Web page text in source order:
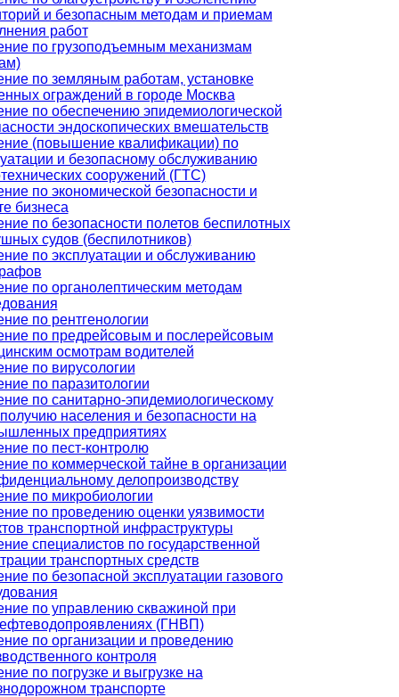
и безопасным методам и приемам
работ
по грузоподъемным механизмам
по земляным работам, установке
ограждений в городе Москва
по обеспечению эпидемиологической
эндоскопических вмешательств
(повышение квалификации) по
и безопасному обслуживанию
сооружений (ГТС)
по экономической безопасности и
бизнеса
по безопасности полетов беспилотных
судов (беспилотников)
по эксплуатации и обслуживанию
по органолептическим методам
по рентгенологии
по предрейсовым и послерейсовым
осмотрам водителей
по вирусологии
по паразитологии
по санитарно-эпидемиологическому
населения и безопасности на
предприятиях
по пест-контролю
по коммерческой тайне в организации
делопроизводству
по микробиологии
по проведению оценки уязвимости
транспортной инфраструктуры
специалистов по государственной
транспортных средств
по безопасной эксплуатации газового
по управлению скважиной при
(ГНВП)
по организации и проведению
контроля
по погрузке и выгрузке на
транспорте